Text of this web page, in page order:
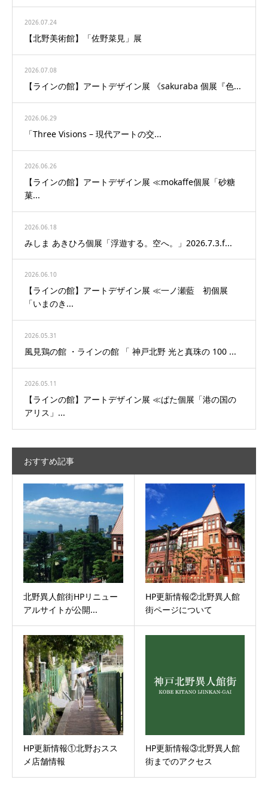
2026.07.24
【北野美術館】「佐野菜見」展
2026.07.08
【ラインの館】アートデザイン展 《sakuraba 個展『色...
2026.06.29
「Three Visions – 現代アートの交...
2026.06.26
【ラインの館】アートデザイン展 ≪mokaffe個展「砂糖
菓...
2026.06.18
みしま あきひろ個展「浮遊する。空へ。」2026.7.3.f...
2026.06.10
【ラインの館】アートデザイン展 ≪一ノ瀬藍 初個展
「いまのき...
2026.05.31
風見鶏の館 ・ラインの館 「 神戸北野 光と真珠の 100 ...
2026.05.11
【ラインの館】アートデザイン展 ≪ぱた個展「港の国の
アリス」...
おすすめ記事
北野異人館街HPリニュー
アルサイトが公開...
HP更新情報②北野異人館
街ページについて
HP更新情報①北野おスス
メ店舗情報
HP更新情報③北野異人館
街までのアクセス